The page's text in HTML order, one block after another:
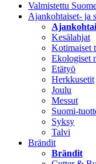
Valmistettu
Ajankohtaiset- ja
Kesälahjat
Kotimaiset
Ekologiset
Etätyö
Herkkusetit
Joulu
Messut
Suomi-
Syksy
Talvi
Brändit
Brändit